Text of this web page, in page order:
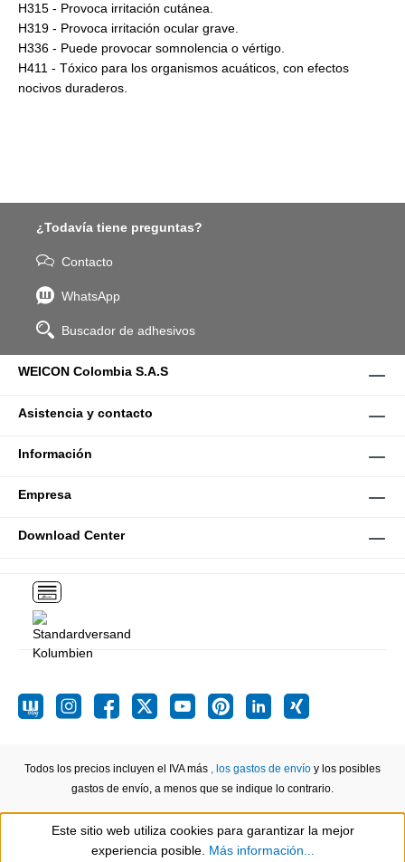
H315 - Provoca irritación cutánea.
H319 - Provoca irritación ocular grave.
H336 - Puede provocar somnolencia o vértigo.
H411 - Tóxico para los organismos acuáticos, con efectos
nocivos duraderos.
¿Todavía tiene preguntas?
Contacto
WhatsApp
Buscador de adhesivos
WEICON Colombia S.A.S
Asistencia y contacto
Información
Empresa
Download Center
Todos los precios incluyen el IVA más , los gastos de envío y los posibles
gastos de envío, a menos que se indique lo contrario.
Show toolbar
Este sitio web utiliza cookies para garantizar la mejor
experiencia posible. Más información...